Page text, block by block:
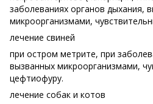
заболеваниях органов дыхания,
микроорганизмами,
лечение свиней
при остром метрите, при
вызванных микроорганизмами,
цефтиофуру.
лечение собак и котов